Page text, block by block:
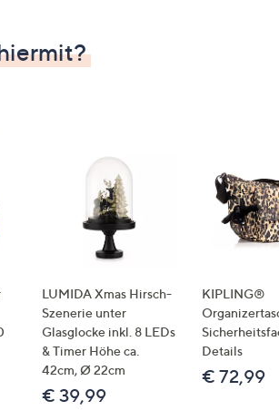
LUMIDA Xmas Hirsch-
Szenerie unter
Glasglocke inkl. 8 LEDs
& Timer Höhe ca.
42cm, Ø 22cm
€ 39,99
KIPLING®
Details
€ 72,99